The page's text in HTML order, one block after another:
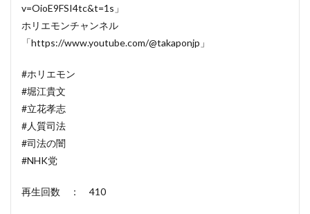
v=OioE9FSI4tc&t=1s」
ホリエモンチャンネル
「https://www.youtube.com/@takaponjp」
#ホリエモン
#堀江貴文
#立花孝志
#人質司法
#司法の闇
#NHK党
再生回数 ： 410